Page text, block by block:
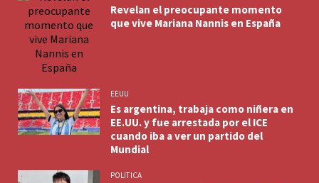
Revelan el preocupante momento
que vive Mariana Nannis en España
EEUU
Es argentina, trabaja como niñera en
EE.UU. y fue arrestada por el ICE
cuando iba a ver un partido del
Mundial
POLITICA